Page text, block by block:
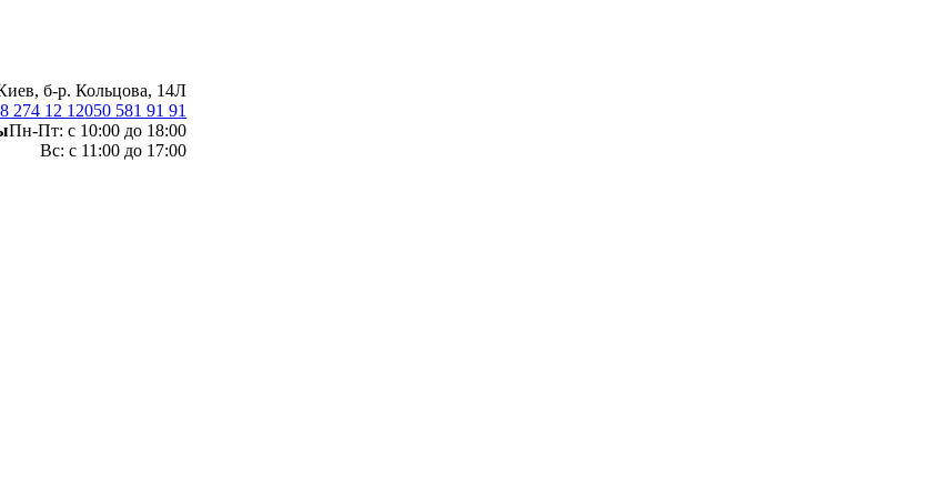
б-р. Кольцова, 14Л
274 12 12050 581 91 91
Пн-Пт: с 10:00 до 18:00
Вс: с 11:00 до 17:00